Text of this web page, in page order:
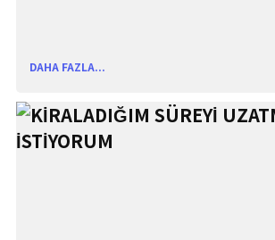
DAHA FAZLA...